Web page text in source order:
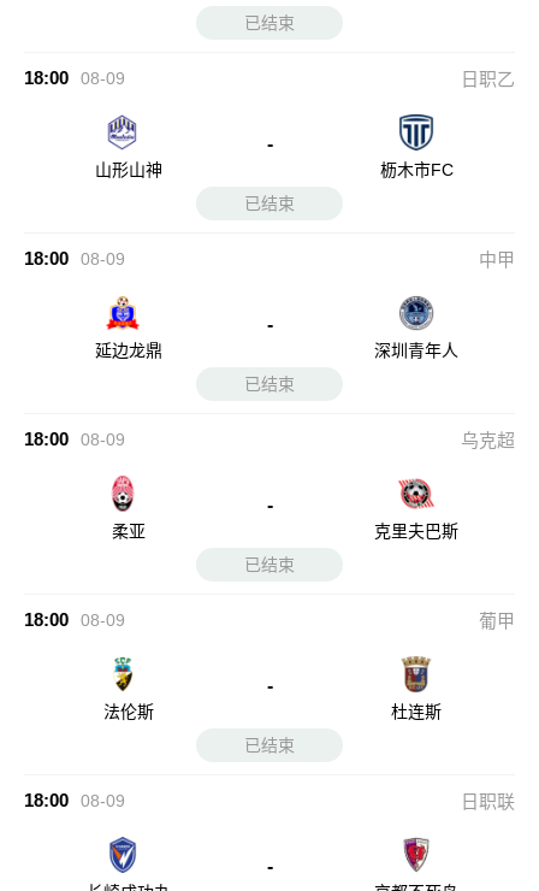
已结束
18:00 08-09 日职乙
山形山神
-
枥木市FC
已结束
18:00 08-09 中甲
延边龙鼎
-
深圳青年人
已结束
18:00 08-09 乌克超
柔亚
-
克里夫巴斯
已结束
18:00 08-09 葡甲
法伦斯
-
杜连斯
已结束
18:00 08-09 日职联
-